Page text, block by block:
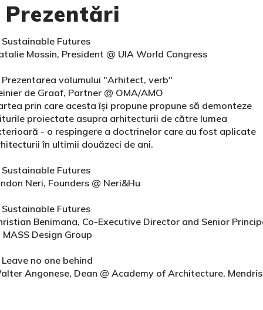
Prezentări
Sustainable Futures
Mossin, President @ UIA World Congress
Prezentarea volumului "Arhitect, verb"
de Graaf, Partner @ OMA/AMO
prin care acesta își propune propune să demonteze
proiectate asupra arhitecturii de către lumea
- o respingere a doctrinelor care au fost aplicate
în ultimii douăzeci de ani.
Sustainable Futures
Neri, Founders @ Neri&Hu
Sustainable Futures
Benimana, Co-Executive Director and Senior
MASS Design Group
no one behind
Angonese, Dean @ Academy of Architecture,